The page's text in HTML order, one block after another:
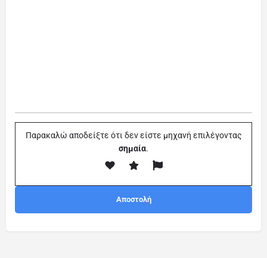
Παρακαλώ αποδείξτε ότι δεν είστε μηχανή επιλέγοντας
σημαία.